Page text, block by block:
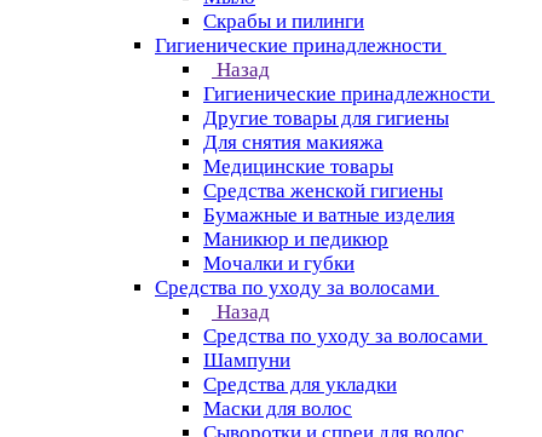
Скрабы и пилинги
Гигиенические принадлежности
Назад
Гигиенические принадлежности
Другие товары для гигиены
Для снятия макияжа
Медицинские товары
Средства женской гигиены
Бумажные и ватные изделия
Маникюр и педикюр
Мочалки и губки
Средства по уходу за волосами
Назад
Средства по уходу за волосами
Шампуни
Средства для укладки
Маски для волос